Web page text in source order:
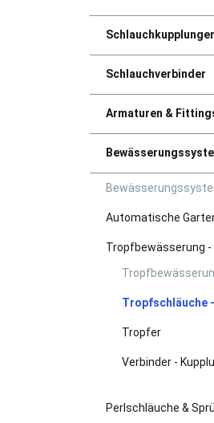
Schlauchverbinder
Armaturen &
Tropfer
Perlschläuche &